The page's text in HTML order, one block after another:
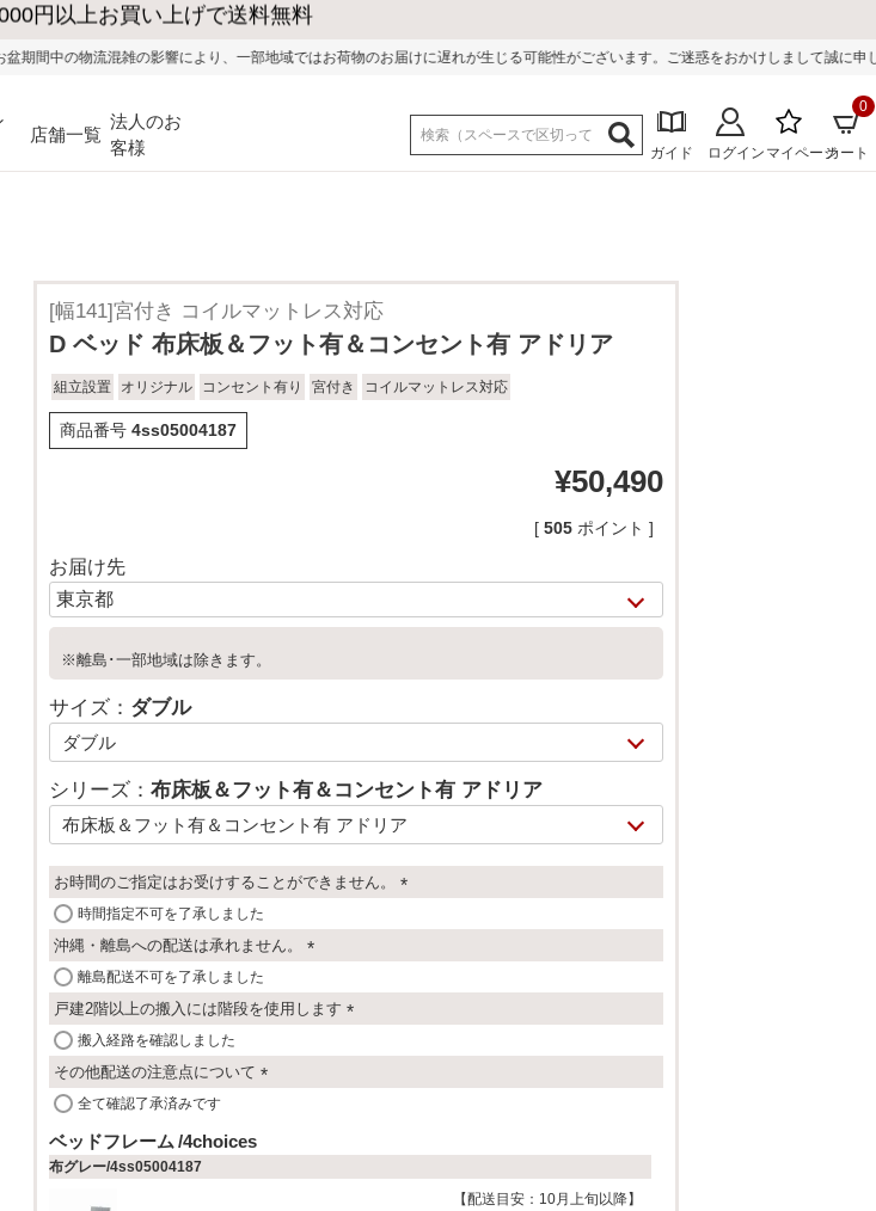
り、一部地域ではお荷物のお届けに遅れが生じる可能性がございます。ご迷惑をおかけしまして誠に申し訳ございません。
店舗一覧
法人のお
客様
ガイド ログイン マイページカート
0
2/16
[幅141]宮付き コイルマットレス対応
D ベッド 布床板＆フット有＆コンセント有 アドリア
組立設置 オリジナル コンセント有り 宮付き コイルマットレス対応
商品番号 4ss05004187
¥50,490
[ 505 ポイント ]
お届け先
※離島･一部地域は除きます。
サイズ： ダブル
シリーズ： 布床板＆フット有＆コンセント有 アドリア
お時間のご指定はお受けすることができません。
必
時間指定不可を了承しました
沖縄・離島への配送は承れません。
必
須
離島配送不可を了承しました
戸建2階以上の搬入には階段を使用します
必
搬入経路を確認しました
その他配送の注意点について
全て確認了承済みです
ベッドフレーム 4choices
布グレー/4ss05004187
【配送目安：10月上旬以降】